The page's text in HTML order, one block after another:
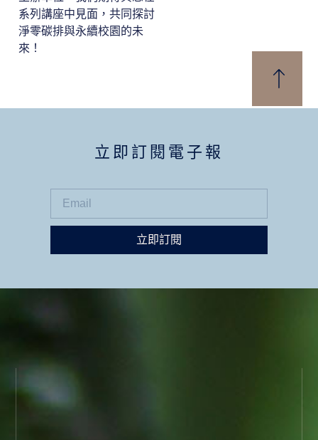
系列講座中見面，共同探討
淨零碳排與永續校園的未
來！
立即訂閱電子報
立即訂閱